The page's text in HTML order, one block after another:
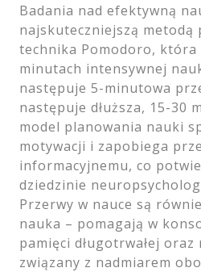
Badania nad efektywną
najskuteczniejszą metodą
technika Pomodoro, która
minutach intensywnej
następuje 5-minutowa
następuje dłuższa, 15-30
model planowania nauki
motywacji i zapobiega
informacyjnemu, co
dziedzinie
Przerwy w nauce są
nauka – pomagają w
pamięci długotrwałej
związany z nadmiarem